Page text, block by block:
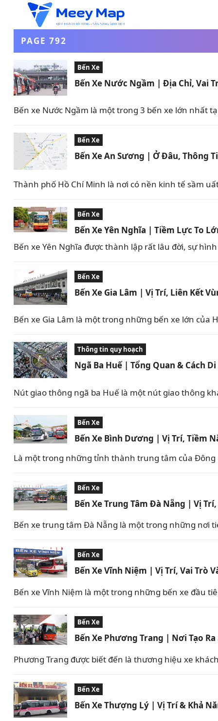
PAGE 792
Bến Xe
Bến Xe Nước Ngầm | Địa Chỉ, Vai
Bến xe Nước Ngầm là một trong 3 bến xe lớn nhất
Bến Xe
Bến Xe An Sương | Ở Đâu, Thông
Thành phố Hồ Chí Minh là nơi có nền kinh tế sầm
Bến Xe
Bến Xe Yên Nghĩa | Tiềm Lực To
Bến xe Yên Nghĩa được thành lập rất lâu đời, sự
Bến Xe
Bến Xe Gia Lâm | Vị Trí, Liên Kết
Bến xe Gia Lâm là một trong những bến xe lớn của
Thông tin quy hoạch
Ngã Ba Huế | Tổng Quan & Cách Di
Nút giao thông ngã ba Huế là một nút giao thông
Bến Xe
Bến Xe Bình Dương | Vị Trí, Tiềm
Là một trong những tỉnh thành trung tâm của
Bến Xe
Bến Xe Trung Tâm Đà Nẵng | Vị
Bến xe trung tâm Đà Nẵng là một trong những nơi
Bến Xe
Bến Xe Vĩnh Niệm | Vị Trí, Vai Trò
Bến xe Vĩnh Niệm là một trong những bến xe đầu
Bến Xe
Bến Xe Phương Trang | Nơi Tạo
Phương Trang được biết đến là thương hiệu xe
Bến Xe
Bến Xe Thượng Lý | Vị Trí & Khả